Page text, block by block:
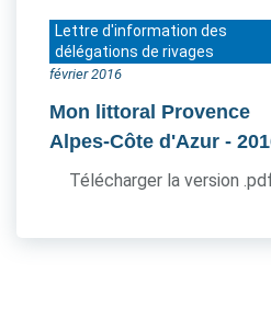
Lettre d'information des
délégations de rivages
février 2016
Mon littoral Provence
Alpes-Côte d'Azur -
Télécharger la version